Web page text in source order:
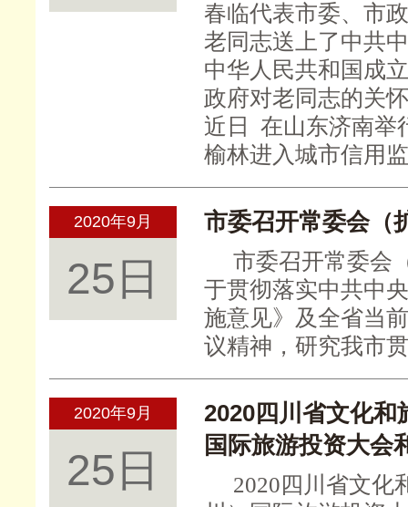
春临代表市委、市
老同志送上了中共
中华人民共和国成
政府对老同志的关
近日
在山东济南举
榆林进入城市信用
2020年9月
25日
市委召开常委会（
市委召开常委会
于贯彻落实中共中
施意见》及全省当
议精神，研究我市
2020年9月
25日
2020四川省文化
国际旅游投资大会
2020四川省文化